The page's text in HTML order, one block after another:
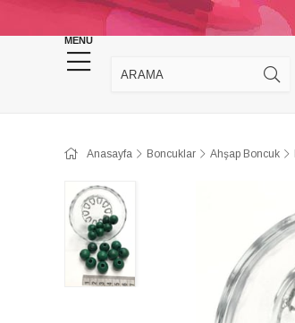
MENU
KINA DÜĞÜN MALZEMELERİ
Anasayfa Boncuklar Ahşap Boncuk